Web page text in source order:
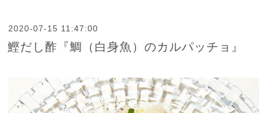
2020-07-15 11:47:00
鰹だし酢『鯛（白身魚）のカルパッチョ』